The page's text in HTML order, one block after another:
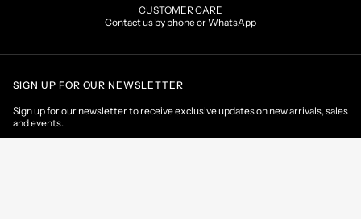
CUSTOMER CARE
Contact us by phone or WhatsApp
SIGN UP FOR OUR NEWSLETTER
Sign up for our newsletter to receive exclusive updates on new arrivals, sales
and events.